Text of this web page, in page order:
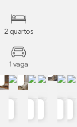
2 quartos
1 vaga